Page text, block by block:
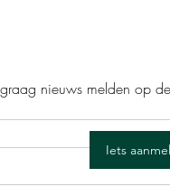
nieuws melden op
Iets